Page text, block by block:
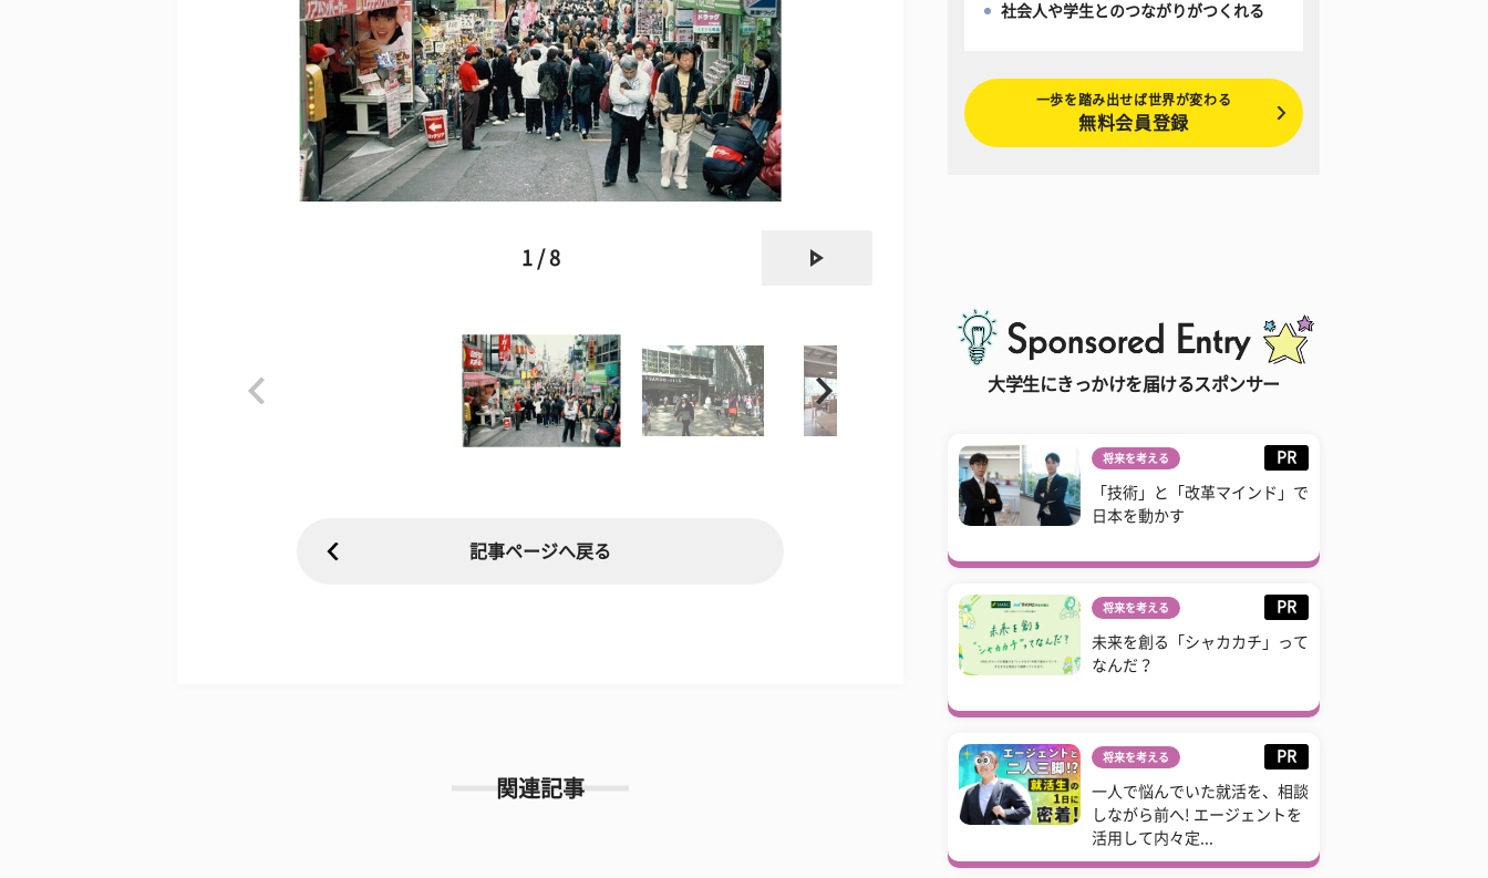
1 / 8
記事ページへ戻る
関連記事
社会人や学生とのつながりがつくれる
一歩を踏み出せば世界が変わる
無料会員登録
大学生にきっかけを届けるスポンサー
将来を考える PR
「技術」と「改革マインド」で
日本を動かす
将来を考える PR
未来を創る「シャカカチ」って
なんだ？
将来を考える PR
一人で悩んでいた就活を、相談
しながら前へ! エージェントを
活用して内々定...